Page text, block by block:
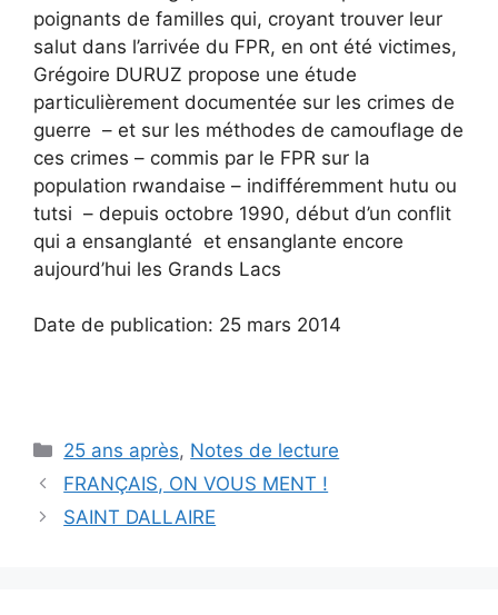
poignants de familles qui, croyant trouver leur
salut dans l’arrivée du FPR, en ont été victimes,
Grégoire DURUZ propose une étude
particulièrement documentée sur les crimes de
guerre – et sur les méthodes de camouflage de
ces crimes – commis par le FPR sur la
population rwandaise – indifféremment hutu ou
tutsi – depuis octobre 1990, début d’un conflit
qui a ensanglanté et ensanglante encore
aujourd’hui les Grands Lacs
Date de publication: 25 mars 2014
Catégories
25 ans après, Notes de lecture
FRANÇAIS, ON VOUS MENT !
SAINT DALLAIRE